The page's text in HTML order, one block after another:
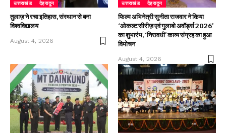
उत्तराखंड देहरादून
तुलाज़ ने रचा इतिहास, संस्थान से बना
विश्वविद्यालय
August 4, 2026
उत्तराखंड देहरादून
फिल्म अभिनेत्री सुनीता राजवार ने किया
‘ओकल्ट सीरीज़ एवं गुलाबो अवॉर्ड्स 2026’
का शुभारंभ, ‘निरावधी’ काव्य संग्रह का हुआ
विमोचन
August 4, 2026